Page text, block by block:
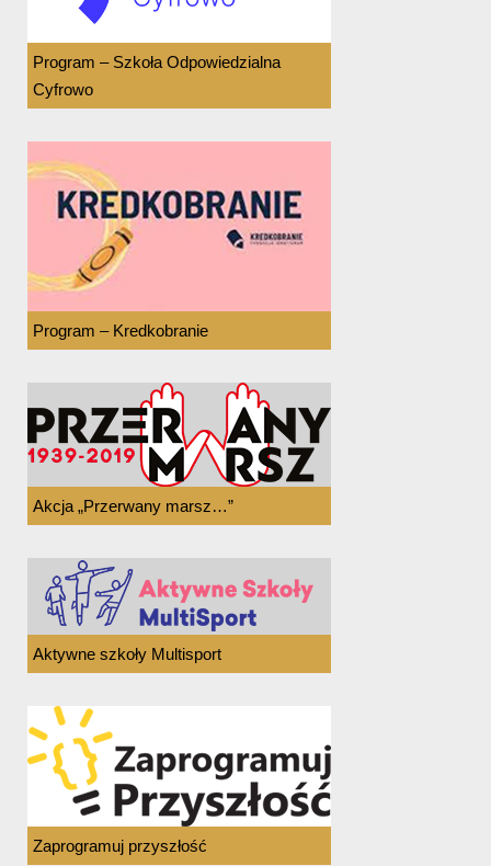
Program – Szkoła Odpowiedzialna
Cyfrowo
Program – Kredkobranie
Akcja „Przerwany marsz…”
Aktywne szkoły Multisport
Zaprogramuj przyszłość